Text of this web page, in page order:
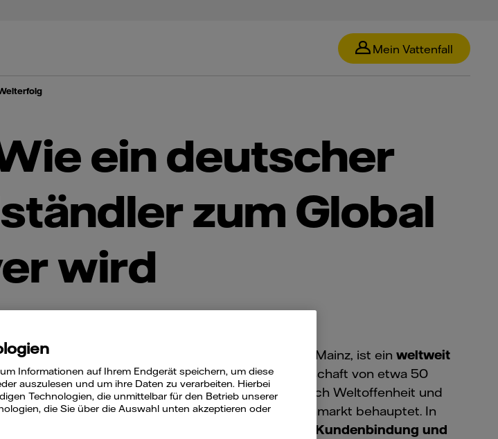
Mein Vattenfall
ein deutscher
zum Global
wird
ein traditionsreiches Unternehmen mit Sitz in Mainz, ist ein weltweit
230 Jahren Firmengeschichte und einer Belegschaft von etwa 50
Verbindung von Tradition und Innovation
. Durch Weltoffenheit und
erfolgreiches Unternehmen in einem Nischenmarkt behauptet. In
Position durch gezielte Maßnahmen zur Kundenbindung und
Informationen auf Ihrem Endgerät speichern, um diese
auszulesen und um ihre Daten zu verarbeiten. Hierbei
Technologien, die unmittelbar für den Betrieb unserer
die Sie über die Auswahl unten akzeptieren oder